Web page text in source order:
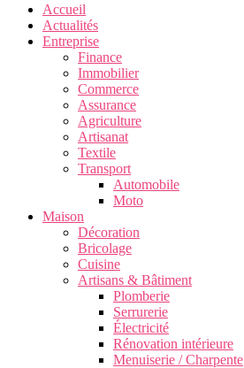
Accueil
Actualités
Entreprise
Finance
Immobilier
Commerce
Assurance
Agriculture
Artisanat
Textile
Transport
Automobile
Moto
Maison
Décoration
Bricolage
Cuisine
Artisans & Bâtiment
Plomberie
Serrurerie
Électricité
Rénovation intérieure
Menuiserie / Charpente